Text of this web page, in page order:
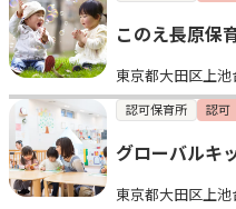
このえ長原保
東京都大田区上
認可保育所 認可
グローバルキ
東京都大田区上